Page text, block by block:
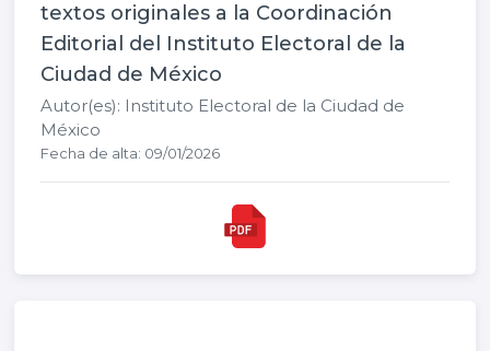
textos originales a la Coordinación
Editorial del Instituto Electoral de la
Ciudad de México
Autor(es): Instituto Electoral de la Ciudad de
México
Fecha de alta: 09/01/2026